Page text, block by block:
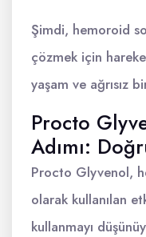
Şimdi, hemoroid
çözmek için
yaşam ve ağrısız
Procto
Adımı:
Procto Glyvenol,
olarak kullanılan
kullanmayı